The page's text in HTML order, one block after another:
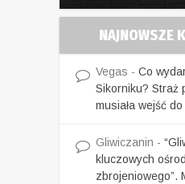
NAJNOWSZE
Vegas - Co
Sikorniku? Straż
musiała wejść
Gliwiczanin -
kluczowych
zbrojeniowego”.